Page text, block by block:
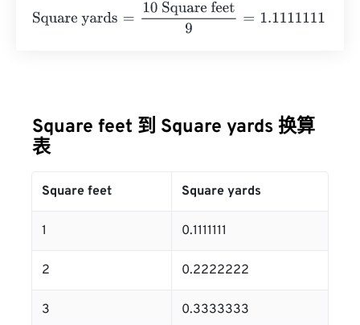
Square yards = 10 Square feet9 =1.1111111 Square yards
Square feet 到 Square yards 换算
表
Square feet Square yards
1 0.1111111
2 0.2222222
3 0.3333333